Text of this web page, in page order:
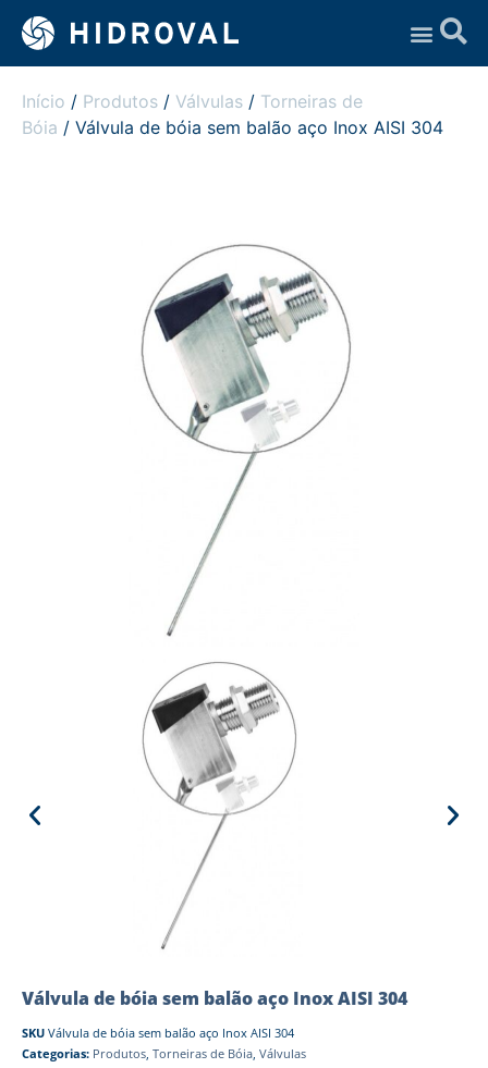
Início / Produtos / Válvulas / Torneiras de
Bóia / Válvula de bóia sem balão aço Inox AISI 304
Válvula de bóia sem balão aço Inox AISI 304
SKU Válvula de bóia sem balão aço Inox AISI 304
Categorias: Produtos, Torneiras de Bóia, Válvulas